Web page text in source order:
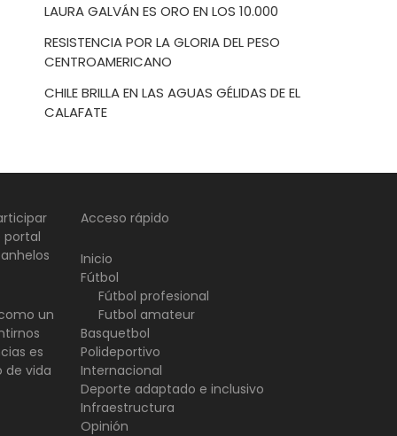
LAURA GALVÁN ES ORO EN LOS 10.000
RESISTENCIA POR LA GLORIA DEL PESO
CENTROAMERICANO
CHILE BRILLA EN LAS AGUAS GÉLIDAS DE EL
CALAFATE
portal
un
es
de vida
Acceso rápido
Inicio
Fútbol
Fútbol profesional
Futbol amateur
Basquetbol
Polideportivo
Internacional
Deporte adaptado e inclusivo
Infraestructura
Opinión